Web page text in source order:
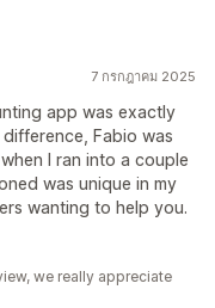
7 กรกฎาคม 2025
app was exactly
Fabio was
I ran into a couple
was unique in my
wanting to help you.
we really appreciate